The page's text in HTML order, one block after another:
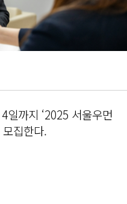
일까지 ‘2025 서울우먼
집한다.